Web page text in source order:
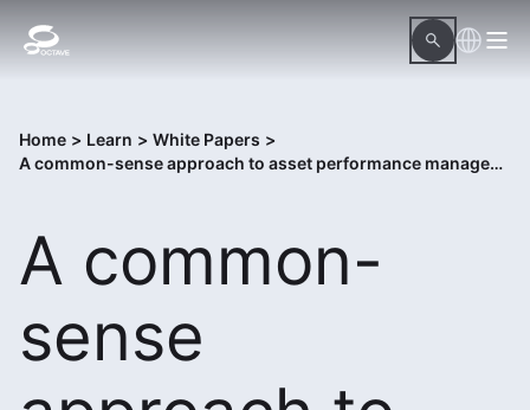
Home > Learn > White Papers >
A common-sense approach to asset performance management
A common-
sense